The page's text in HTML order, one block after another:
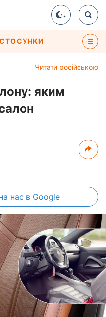
СТОСУНКИ
Читати російською
яким
на нас в Google